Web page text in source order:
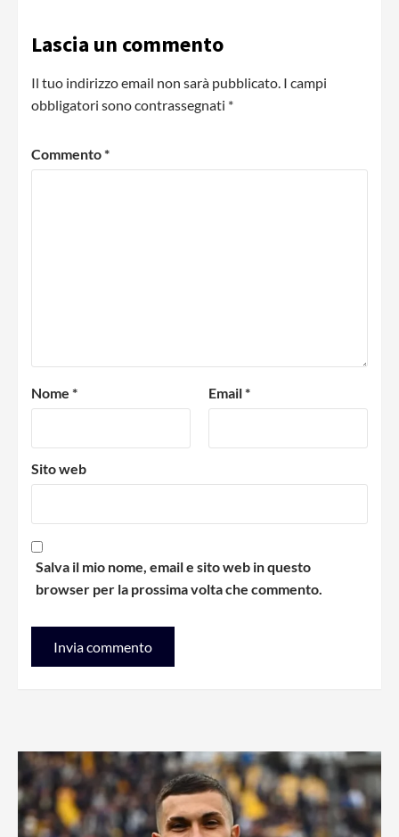
Lascia un commento
Il tuo indirizzo email non sarà pubblicato. I campi
obbligatori sono contrassegnati *
Commento*
Nome * Email*
Sito web
Salva il mio nome, email e sito web in questo
browser per la prossima volta che commento.